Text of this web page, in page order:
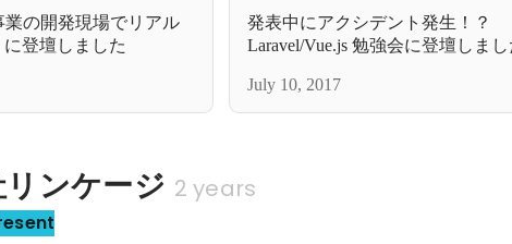
業の開発現場でリアル
登壇しました
発表中にアクシデント発生！？
Laravel/Vue.js 勉強会に登壇しまし
July 10, 2017
ンケージ 2 years